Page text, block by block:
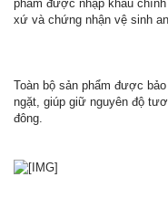
phẩm được nhập khẩu
xứ và chứng nhận vệ sinh
Toàn bộ sản phẩm được
ngặt, giúp giữ nguyên độ
đông.